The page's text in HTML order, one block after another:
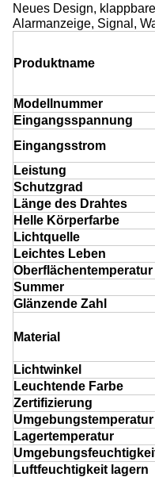
Neues Design,
Alarmanzeige, Signal,
Produktname
Modellnummer
Eingangsspannung
Eingangsstrom
Leistung
Schutzgrad
Länge des Drahtes
Helle Körperfarbe
Lichtquelle
Leichtes Leben
Oberflächentemperatur
Summer
Glänzende Zahl
Material
Lichtwinkel
Leuchtende Farbe
Zertifizierung
Umgebungstemperatur
Lagertemperatur
Luftfeuchtigkeit lagern